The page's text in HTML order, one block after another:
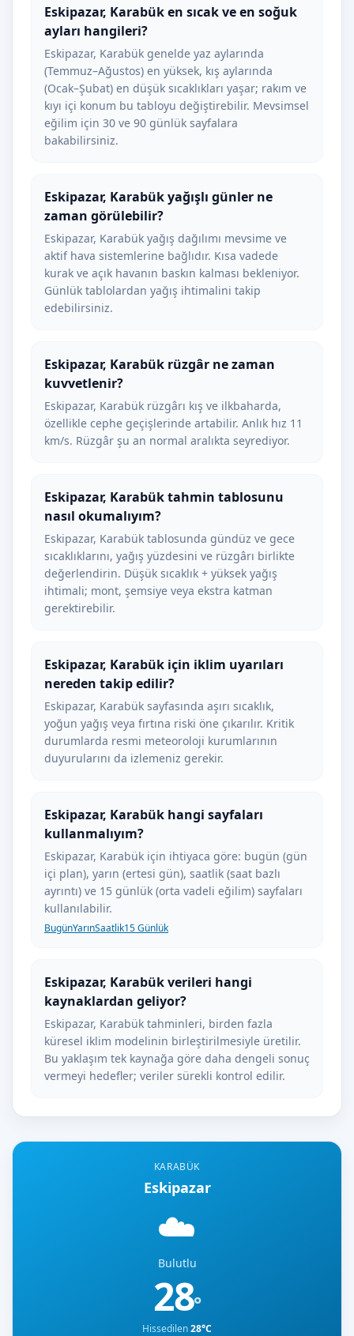
KARABÜK
Eskipazar
☁️
Bulutlu
28°
Hissedilen28°C
Eskipazar, Karabük en sıcak ve en soğuk
ayları hangileri?
Eskipazar, Karabük genelde yaz aylarında
(Temmuz–Ağustos) en yüksek, kış aylarında
(Ocak–Şubat) en düşük sıcaklıkları yaşar; rakım ve
kıyı içi konum bu tabloyu değiştirebilir. Mevsimsel
eğilim için 30 ve 90 günlük sayfalara
bakabilirsiniz.
Eskipazar, Karabük yağışlı günler ne
zaman görülebilir?
Eskipazar, Karabük yağış dağılımı mevsime ve
aktif hava sistemlerine bağlıdır. Kısa vadede
kurak ve açık havanın baskın kalması bekleniyor.
Günlük tablolardan yağış ihtimalini takip
edebilirsiniz.
Eskipazar, Karabük rüzgâr ne zaman
kuvvetlenir?
Eskipazar, Karabük rüzgârı kış ve ilkbaharda,
özellikle cephe geçişlerinde artabilir. Anlık hız 11
km/s. Rüzgâr şu an normal aralıkta seyrediyor.
Eskipazar, Karabük tahmin tablosunu
nasıl okumalıyım?
Eskipazar, Karabük tablosunda gündüz ve gece
sıcaklıklarını, yağış yüzdesini ve rüzgârı birlikte
değerlendirin. Düşük sıcaklık + yüksek yağış
ihtimali; mont, şemsiye veya ekstra katman
gerektirebilir.
Eskipazar, Karabük için iklim uyarıları
nereden takip edilir?
Eskipazar, Karabük sayfasında aşırı sıcaklık,
yoğun yağış veya fırtına riski öne çıkarılır. Kritik
durumlarda resmi meteoroloji kurumlarının
duyurularını da izlemeniz gerekir.
Eskipazar, Karabük hangi sayfaları
kullanmalıyım?
Eskipazar, Karabük için ihtiyaca göre: bugün (gün
içi plan), yarın (ertesi gün), saatlik (saat bazlı
ayrıntı) ve 15 günlük (orta vadeli eğilim) sayfaları
kullanılabilir.
BugünYarınSaatlik15 Günlük
Eskipazar, Karabük verileri hangi
kaynaklardan geliyor?
Eskipazar, Karabük tahminleri, birden fazla
küresel iklim modelinin birleştirilmesiyle üretilir.
Bu yaklaşım tek kaynağa göre daha dengeli sonuç
vermeyi hedefler; veriler sürekli kontrol edilir.